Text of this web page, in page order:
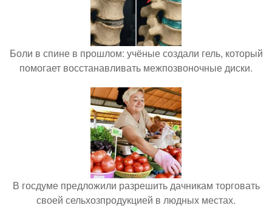
Боли в спине в прошлом: учёные создали гель, который
помогает восстанавливать межпозвоночные диски.
В госдуме предложили разрешить дачникам торговать
своей сельхозпродукцией в людных местах.